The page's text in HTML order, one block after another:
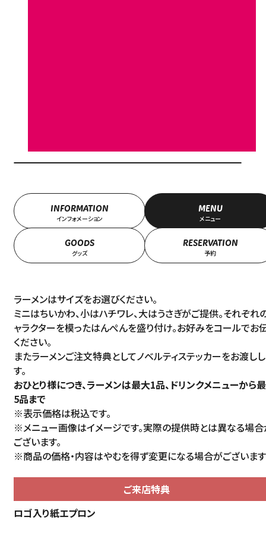
INFORMATION
インフォメーション
MENU
メニュー
GOODS
グッズ
RESERVATION
予約
ラーメンはサイズをお選びください。
ミニはちいかわ、小はハチワレ、大はうさぎがご提供。それぞれ
ャラクターを模ったはんぺんを盛り付け。お好みをコールでお
ください。
またラーメンご注文特典としてノベルティステッカーをお渡し
す。
おひとり様につき、ラーメンは最大1品、ドリンクメニューから
5品まで
※表示価格は税込です。
※メニュー画像はイメージです。実際の提供時とは異なる場
ございます。
※商品の価格・内容はやむを得ず変更になる場合がございます
ご来店特典
ロゴ入り紙エプロン